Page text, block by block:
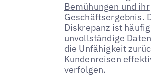
Bemühungen und ihr
Geschäftsergebnis.
Diskrepanz ist
unvollständige
die Unfähigkeit
Kundenreisen
verfolgen.